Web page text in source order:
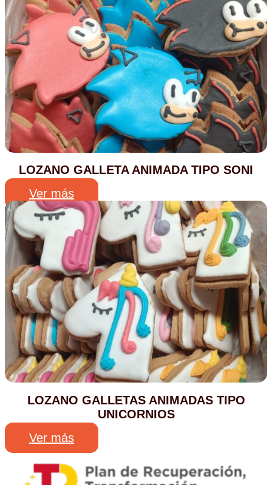
LOZANO GALLETA ANIMADA TIPO SONI
Ver más
LOZANO GALLETAS ANIMADAS TIPO
UNICORNIOS
Ver más